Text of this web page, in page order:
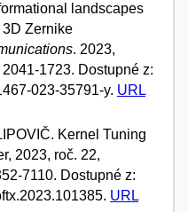
landscapes
Zernike
. 2023,
1723. Dostupné z:
023-35791-y. URL
Kernel Tuning
2023, roč. 22,
7110. Dostupné z:
URL